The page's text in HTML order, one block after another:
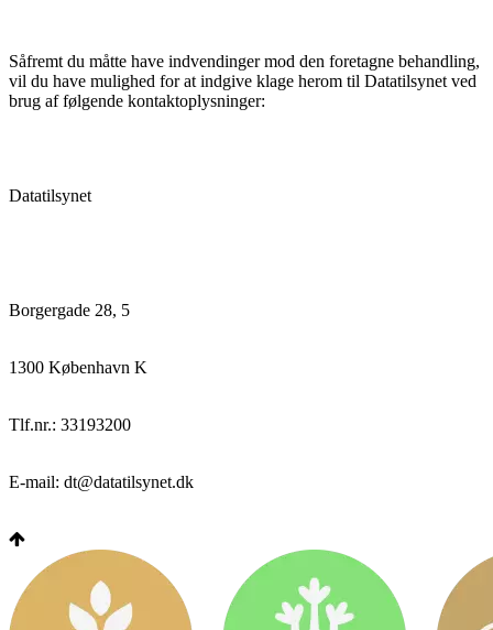
Såfremt du måtte have indvendinger mod den foretagne behandling,
vil du have mulighed for at indgive klage herom til Datatilsynet ved
brug af følgende kontaktoplysninger:
Datatilsynet
Borgergade 28, 5
1300 København K
Tlf.nr.: 33193200
E-mail: dt@datatilsynet.dk